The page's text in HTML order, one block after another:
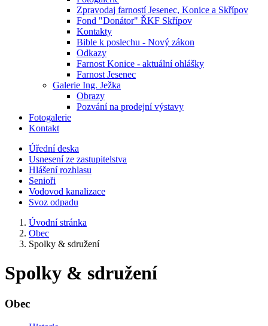
Zpravodaj farností Jesenec, Konice a Skřípov
Fond "Donátor" ŘKF Skřípov
Kontakty
Bible k poslechu - Nový zákon
Odkazy
Farnost Konice - aktuální ohlášky
Farnost Jesenec
Galerie Ing. Ježka
Obrazy
Pozvání na prodejní výstavy
Fotogalerie
Kontakt
Úřední deska
Usnesení ze zastupitelstva
Hlášení rozhlasu
Senioři
Vodovod kanalizace
Svoz odpadu
Úvodní stránka
Obec
Spolky & sdružení
Spolky & sdružení
Obec